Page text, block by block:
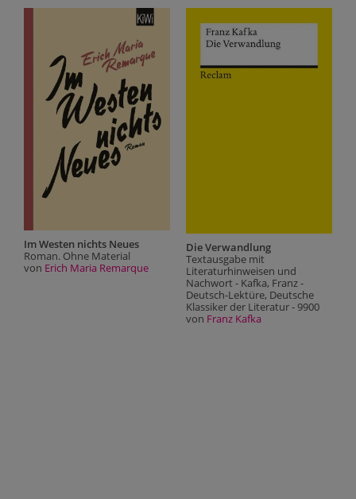
Im Westen nichts Neues
Roman. Ohne Material
von Erich Maria Remarque
Die Verwandlung
Textausgabe mit
Literaturhinweisen und
Nachwort - Kafka, Franz -
Deutsch-Lektüre, Deutsche
Klassiker der Literatur - 9900
von Franz Kafka